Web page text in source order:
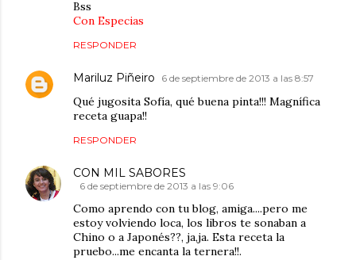
Bss
Con Especias
RESPONDER
Mariluz Piñeiro 6 de septiembre de 2013 a las 8:57
Qué jugosita Sofía, qué buena pinta!!! Magnífica
receta guapa!!
RESPONDER
CON MIL SABORES
6 de septiembre de 2013 a las 9:06
Como aprendo con tu blog, amiga....pero me
estoy volviendo loca, los libros te sonaban a
Chino o a Japonés??, ja,ja. Esta receta la
pruebo...me encanta la ternera!!.